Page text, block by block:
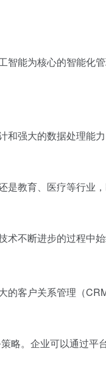
能为核心的智能化
强大的数据处理能
教育、医疗等行业
不断进步的过程中始
客户关系管理（
略。企业可以通过平